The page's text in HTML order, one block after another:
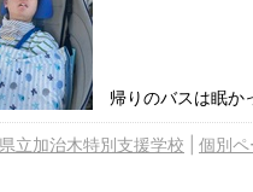
帰りのバスは眠か
立加治木特別支援学校 個別